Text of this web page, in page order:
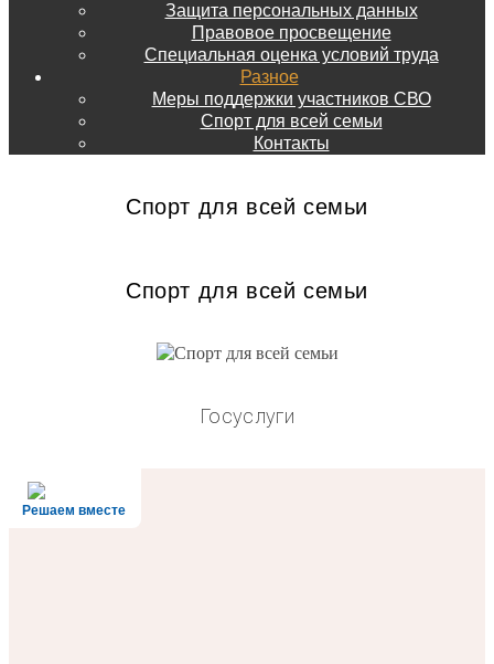
Защита персональных данных
Правовое просвещение
Специальная оценка условий труда
Разное
Меры поддержки участников СВО
Спорт для всей семьи
Контакты
Спорт для всей семьи
Спорт для всей семьи
Госуслуги
Решаем вместе